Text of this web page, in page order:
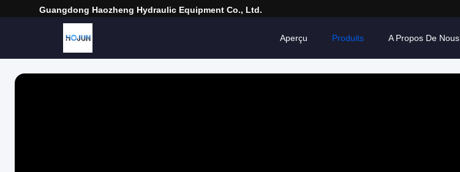
Guangdong Haozheng Hydraulic Equipment Co., Ltd.
Aperçu Produits A Propos De Nous